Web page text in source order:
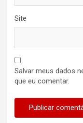
Site
Salvar meus dados
que eu comentar.